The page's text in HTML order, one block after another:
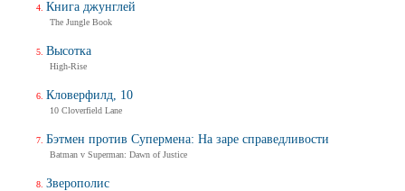
Книга джунглей
The Jungle Book
Высотка
High-Rise
Кловерфилд, 10
10 Cloverfield Lane
Бэтмен против Супермена: На заре справедливости
Batman v Superman: Dawn of Justice
Зверополис